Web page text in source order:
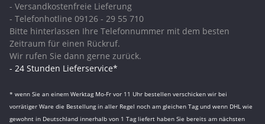
- Versandkostenfreie Lieferung
- Telefonhotline 09126 - 29 55 710
Bitte hinterlassen Ihre Telefonnummer mit dem besten
Zeitraum für einen Rückruf.
Wir rufen Sie dann gerne zurück.
- 24 Stunden Lieferservice*
* wenn Sie an einem Werktag Mo-Fr vor 11 Uhr bestellen verschicken wir bei
vorrätiger Ware die Bestellung in aller Regel noch am gleichen Tag und wenn DHL wie
gewohnt in Deutschland innerhalb von 1 Tag liefert haben Sie bereits am nächsten